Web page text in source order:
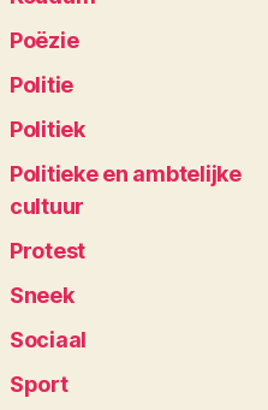
Poëzie
Politie
Politiek
Politieke en ambtelijke
cultuur
Protest
Sneek
Sociaal
Sport